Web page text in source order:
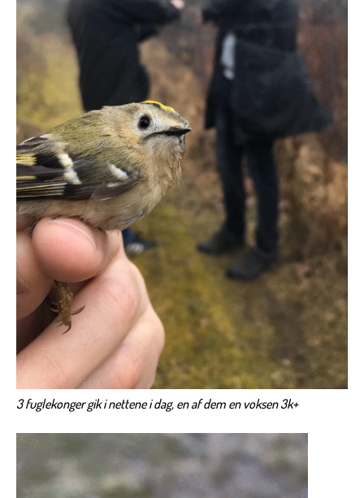
3 fuglekonger gik i nettene i dag, en af dem en voksen 3k+